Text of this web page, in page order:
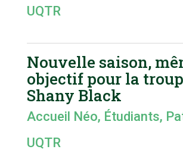
UQTR
Nouvelle saison,
objectif pour la
Shany Black
Accueil Néo, Étudiants,
UQTR